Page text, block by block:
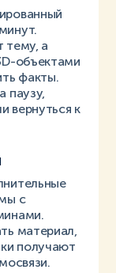
тему, а
объектами
факты.
паузу,
вернуться к
с
материал,
получают